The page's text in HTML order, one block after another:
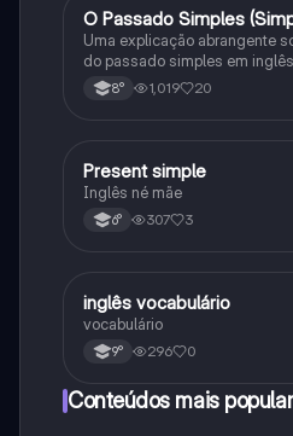
Inglês
O Passado Simples
Uma explicação abrangente
do passado simples em
regulares e irregulares, frases
interrogativas.
8° 1,019 20
Inglês
Present simple
Inglês né mãe
6° 307 3
Inglês
inglês vocabulário
vocabulário
9° 296 0
Conteúdos mais